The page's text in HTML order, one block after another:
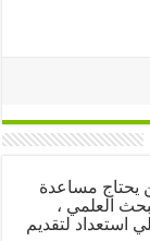
يحتاج مساعدة
العلمي ،
استعداد لتقديم